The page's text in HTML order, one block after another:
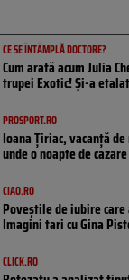
CE SE ÎNTÂMPLĂ DOCTORE?
Cum arată acum Julia
trupei Exotic! Și-a
PROSPORT.RO
Ioana Țiriac, vacanță
unde o noapte de
CIAO.RO
Poveştile de iubire
Imagini tari cu Gina
CLICK.RO